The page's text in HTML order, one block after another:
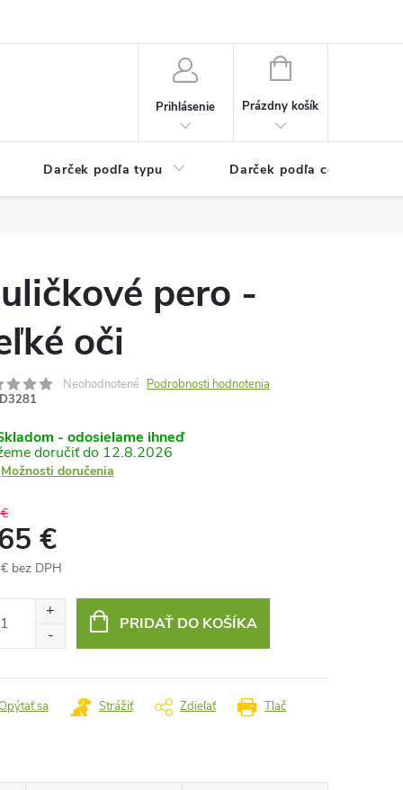
Prihlásenie
NÁKUPNÝ
Prázdny košík
Darček podľa typu Darček podľa ceny
pero -
oči
Neohodnotené Podrobnosti hodnotenia
D3281
- odosielame ihneď
12.8.2026
Možnosti doručenia
€
bez DPH
PRIDAŤ DO KOŠÍKA
Tlač
sa Strážiť Zdieľať